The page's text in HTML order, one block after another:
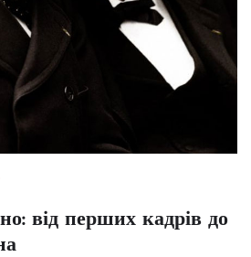
від перших кадрів до